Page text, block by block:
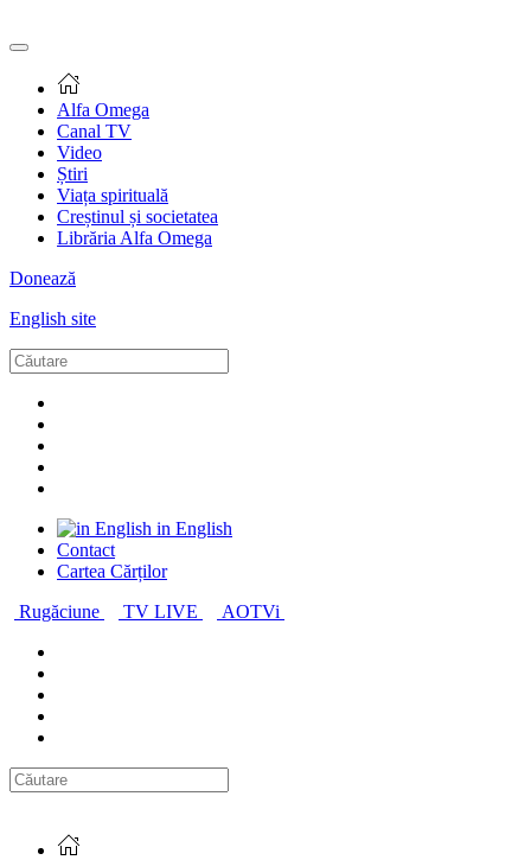
Alfa Omega
Canal TV
Video
Știri
Viața spirituală
Creștinul și societatea
Librăria Alfa Omega
Donează
English site
in English
Contact
Cartea Cărților
Rugăciune
TV LIVE AOTVi